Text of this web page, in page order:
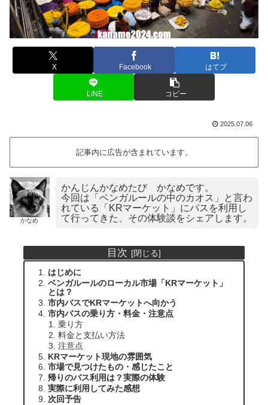
X Facebook はてブ
LINE コピー
2025.07.06
記事内に広告が含まれています。
かなめ
かんじんかなめたび かなめです。
今回は「ベンガルールの中のカオス」と言わ
れている「KRマーケット」にバスを利用し
て行ってきた、その体験談をシェアします。
目次
はじめに
ベンガルールのローカル市場「KRマーケット」
とは？
市内バスでKRマーケットへ向かう
市内バスの乗り方・料金・注意点
乗り方
料金と支払い方法
注意点
KRマーケット現地の雰囲気
市場で見つけたもの・感じたこと
帰りのバス利用は？実際の体験
実際に利用してみた感想
次回予告